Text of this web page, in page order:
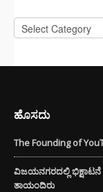
Categories
ಹೊಸದು
The Founding of
ವಿಜಯನಗರದಲ್ಲಿ ಭಿಕ್ಷಾಟನೆ
ತಾಯಂದಿರು